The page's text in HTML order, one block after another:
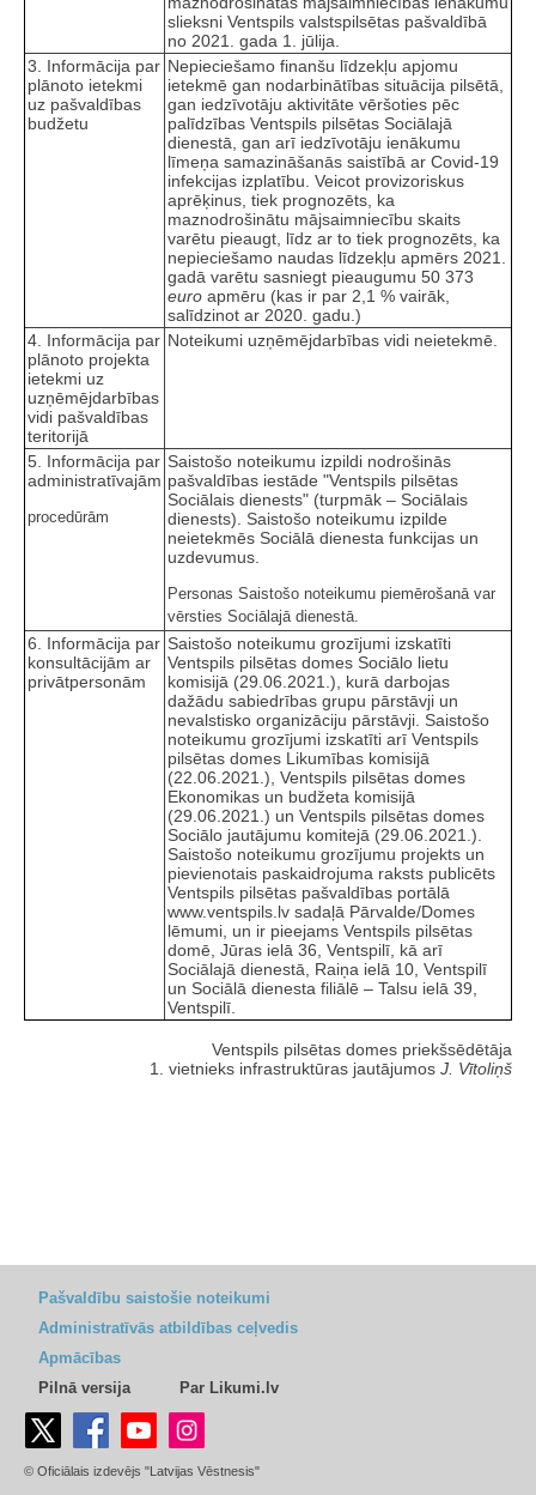
slieksni Ventspils valstspilsētas pašvaldībā
no 2021. gada 1. jūlija.
3. Informācija par
plānoto ietekmi
uz pašvaldības
budžetu
Nepieciešamo finanšu līdzekļu apjomu
ietekmē gan nodarbinātības situācija pilsētā,
gan iedzīvotāju aktivitāte vēršoties pēc
palīdzības Ventspils pilsētas Sociālajā
dienestā, gan arī iedzīvotāju ienākumu
līmeņa samazināšanās saistībā ar Covid-19
infekcijas izplatību. Veicot provizoriskus
aprēķinus, tiek prognozēts, ka
maznodrošinātu mājsaimniecību skaits
varētu pieaugt, līdz ar to tiek prognozēts, ka
nepieciešamo naudas līdzekļu apmērs 2021.
gadā varētu sasniegt pieaugumu 50 373
euro apmēru (kas ir par 2,1 % vairāk,
salīdzinot ar 2020. gadu.)
4. Informācija par
plānoto projekta
ietekmi uz
uzņēmējdarbības
vidi pašvaldības
teritorijā
Noteikumi uzņēmējdarbības vidi neietekmē.
5. Informācija par
administratīvajām
procedūrām
Saistošo noteikumu izpildi nodrošinās
pašvaldības iestāde "Ventspils pilsētas
Sociālais dienests" (turpmāk – Sociālais
dienests). Saistošo noteikumu izpilde
neietekmēs Sociālā dienesta funkcijas un
uzdevumus.
Personas Saistošo noteikumu piemērošanā var
vērsties Sociālajā dienestā.
6. Informācija par
konsultācijām ar
privātpersonām
Saistošo noteikumu grozījumi izskatīti
Ventspils pilsētas domes Sociālo lietu
komisijā (29.06.2021.), kurā darbojas
dažādu sabiedrības grupu pārstāvji un
nevalstisko organizāciju pārstāvji. Saistošo
noteikumu grozījumi izskatīti arī Ventspils
pilsētas domes Likumības komisijā
(22.06.2021.), Ventspils pilsētas domes
Ekonomikas un budžeta komisijā
(29.06.2021.) un Ventspils pilsētas domes
Sociālo jautājumu komitejā (29.06.2021.).
Saistošo noteikumu grozījumu projekts un
pievienotais paskaidrojuma raksts publicēts
Ventspils pilsētas pašvaldības portālā
www.ventspils.lv sadaļā Pārvalde/Domes
lēmumi, un ir pieejams Ventspils pilsētas
domē, Jūras ielā 36, Ventspilī, kā arī
Sociālajā dienestā, Raiņa ielā 10, Ventspilī
un Sociālā dienesta filiālē – Talsu ielā 39,
Ventspilī.
Ventspils pilsētas domes priekšsēdētāja
1. vietnieks infrastruktūras jautājumos J. Vītoliņš
Pašvaldību saistošie noteikumi
Administratīvās atbildības ceļvedis
Apmācības
Pilnā versija
Par Likumi.lv
© Oficiālais izdevējs "Latvijas Vēstnesis"